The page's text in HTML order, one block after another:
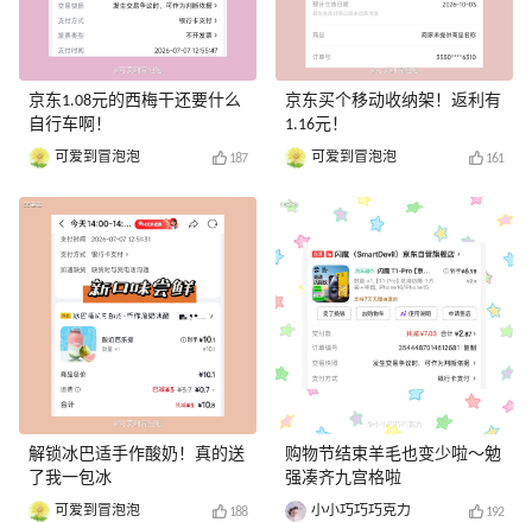
京东1.08元的西梅干还要什么
自行车啊！
可爱到冒泡泡 187
解锁冰巴适手作酸奶！真的送
了我一包冰
可爱到冒泡泡 188
京东买个移动收纳架！返利有
1.16元！
可爱到冒泡泡 161
购物节结束羊毛也变少啦～勉
强凑齐九宫格啦
小小巧巧巧克力 192